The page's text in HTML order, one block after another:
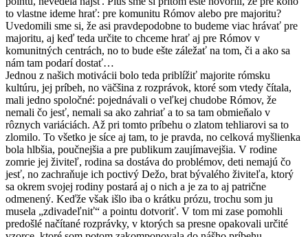
to vlastne ideme hrať: pre komunitu Rómov alebo pre majoritu?
Uvedomili sme si, že asi pravdepodobne to budeme viac hrávať pre
majoritu, aj keď teda určite to chceme hrať aj pre Rómov v
komunitných centrách, no to bude ešte záležať na tom, či a ako sa
nám tam podarí dostať…
Jednou z našich motivácii bolo teda priblížiť majorite rómsku
kultúru, jej príbeh, no väčšina z rozprávok, ktoré som vtedy čítala,
mali jedno spoločné: pojednávali o veľkej chudobe Rómov, že
nemali čo jesť, nemali sa ako zahriať a to sa tam obmieňalo v
rôznych variáciách. Až pri tomto príbehu o zlatom tehliarovi sa to
zlomilo. To všetko je síce aj tam, to je pravda, no celková myšlienka
bola hlbšia, poučnejšia a pre publikum zaujímavejšia. V rodine
zomrie jej živiteľ, rodina sa dostáva do problémov, deti nemajú čo
jesť, no zachraňuje ich poctivý Dežo, brat bývalého živiteľa, ktorý
sa okrem svojej rodiny postará aj o nich a je za to aj patrične
odmenený. Keďže však išlo iba o krátku prózu, trochu som ju
musela „zdivadeľniť“ a pointu dotvoriť. V tom mi zase pomohli
predošlé načítané rozprávky, v ktorých sa presne opakovali určité